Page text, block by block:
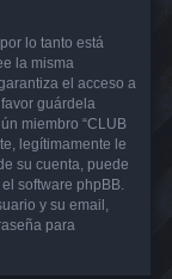
lo tanto está
la misma
el acceso a
guárdela
miembro “CLUB
legítimamente le
su cuenta, puede
software phpBB.
y su email,
para